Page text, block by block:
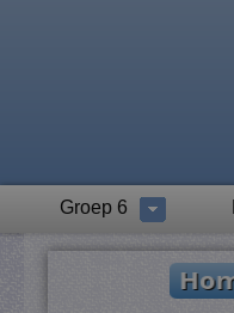
Groep 6